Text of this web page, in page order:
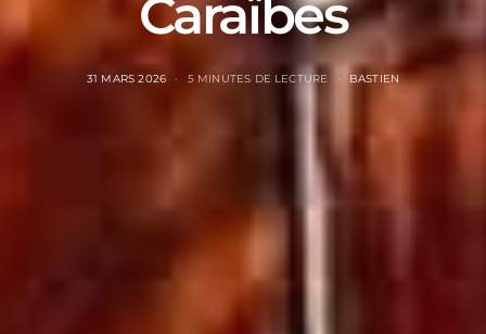
Caraïbes
31 MARS 2026 5 MINUTES DE LECTURE BASTIEN